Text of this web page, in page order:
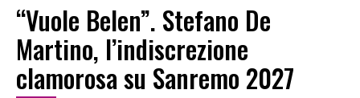
“Vuole Belen”. Stefano De
Martino, l’indiscrezione
clamorosa su Sanremo 2027